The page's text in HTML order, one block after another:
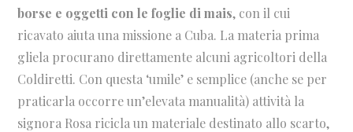
borse e oggetti con le foglie di mais, con il cui
ricavato aiuta una missione a Cuba. La materia prima
gliela procurano direttamente alcuni agricoltori della
Coldiretti. Con questa ‘umile’ e semplice (anche se per
praticarla occorre un’elevata manualità) attività la
signora Rosa ricicla un materiale destinato allo scarto,